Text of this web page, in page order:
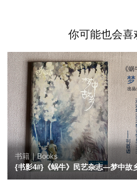
你可能也会喜
书籍｜Books
{书影4#}《蜗牛》民艺杂志—梦中故